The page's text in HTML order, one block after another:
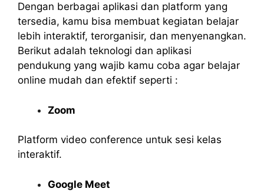
Dengan berbagai aplikasi dan platform yang
tersedia, kamu bisa membuat kegiatan belajar
lebih interaktif, terorganisir, dan menyenangkan.
Berikut adalah teknologi dan aplikasi
pendukung yang wajib kamu coba agar belajar
online mudah dan efektif seperti :
Zoom
Platform video conference untuk sesi kelas
interaktif.
Google Meet